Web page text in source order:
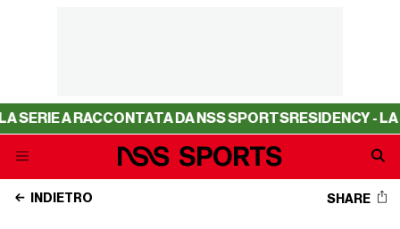
DA NSS SPORTSRESIDENCY - LA SERIE A
INDIETRO SHARE